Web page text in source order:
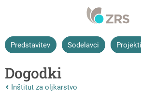
Predstavitev Sodelavci Projekti
Dogodki
Nazaj na vrhnjo stran:
Inštitut za oljkarstvo